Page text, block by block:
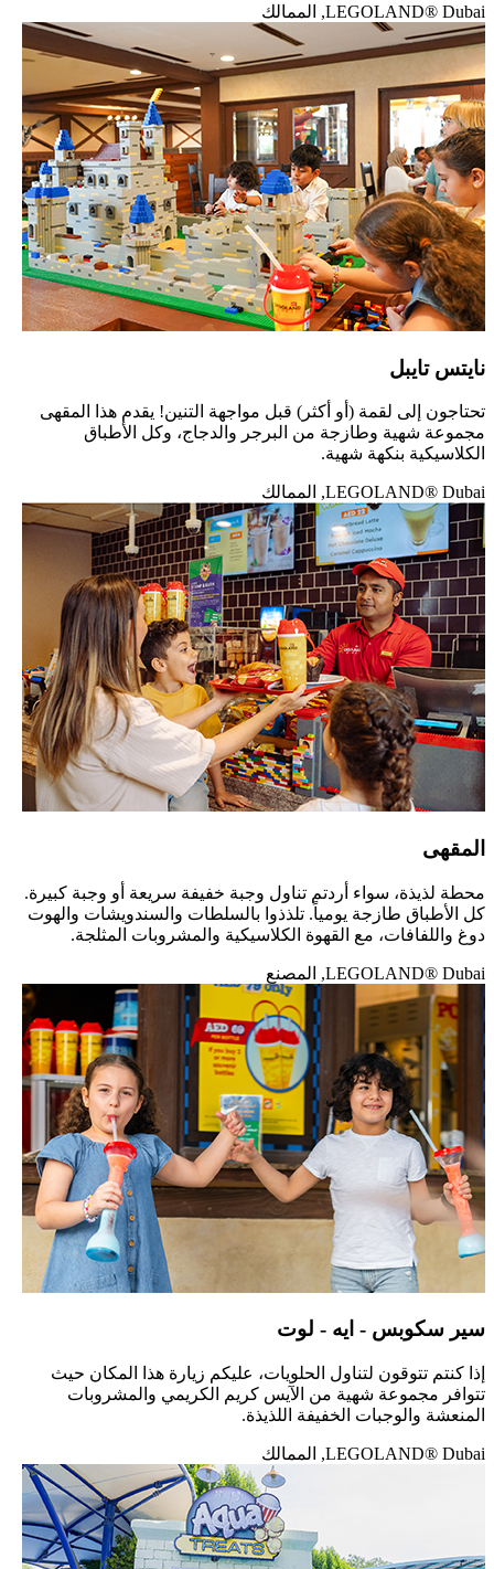
LEGOLAND® Dubai, الممالك
نايتس تايبل
تحتاجون إلى لقمة (أو أكثر) قبل مواجهة التنين! يقدم هذا المقهى
مجموعة شهية وطازجة من البرجر والدجاج، وكل الأطباق
الكلاسيكية بنكهة شهية.
LEGOLAND® Dubai, الممالك
المقهى
محطة لذيذة، سواء أردتم تناول وجبة خفيفة سريعة أو وجبة كبيرة.
كل الأطباق طازجة يومياً. تلذذوا بالسلطات والسندويشات والهوت
دوغ واللفافات، مع القهوة الكلاسيكية والمشروبات المثلجة.
LEGOLAND® Dubai, المصنع
سير سكوبس - ايه - لوت
إذا كنتم تتوقون لتناول الحلويات، عليكم زيارة هذا المكان حيث
تتوافر مجموعة شهية من الآيس كريم الكريمي والمشروبات
المنعشة والوجبات الخفيفة اللذيذة.
LEGOLAND® Dubai, الممالك